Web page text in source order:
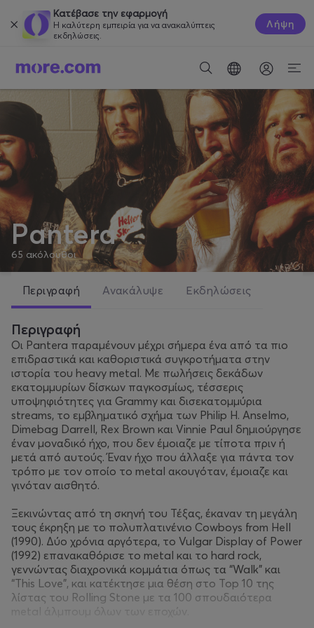
Κατέβασε την εφαρμογή
Η καλύτερη εμπειρία για να ανακαλύπτεις
εκδηλώσεις.
Λήψη
Pantera
65 ακόλουθοι
Περιγραφή Ανακάλυψε Εκδηλώσεις
Περιγραφή
Οι Pantera παραμένουν μέχρι σήμερα ένα από τα πιο
επιδραστικά και καθοριστικά συγκροτήματα στην
ιστορία του heavy metal. Με πωλήσεις δεκάδων
εκατομμυρίων δίσκων παγκοσμίως, τέσσερις
υποψηφιότητες για Grammy και δισεκατομμύρια
streams, το εμβληματικό σχήμα των Philip H. Anselmo,
Dimebag Darrell, Rex Brown και Vinnie Paul δημιούργησε
έναν μοναδικό ήχο, που δεν έμοιαζε με τίποτα πριν ή
μετά από αυτούς. Έναν ήχο που άλλαξε για πάντα τον
τρόπο με τον οποίο το metal ακουγόταν, έμοιαζε και
γινόταν αισθητό.
Ξεκινώντας από τη σκηνή του Τέξας, έκαναν τη μεγάλη
τους έκρηξη με το πολυπλατινένιο Cowboys from Hell
(1990). Δύο χρόνια αργότερα, το Vulgar Display of Power
(1992) επανακαθόρισε το metal και το hard rock,
γεννώντας διαχρονικά κομμάτια όπως τα “Walk” και
“This Love”, και κατέκτησε μια θέση στο Top 10 της
λίστας του Rolling Stone με τα 100 σπουδαιότερα
metal άλμπουμ όλων των εποχών.